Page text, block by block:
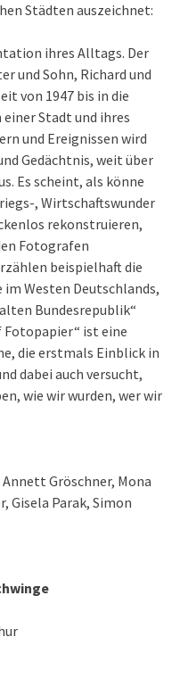
Städten auszeichnet:
ihres Alltags. Der
und Sohn, Richard und
von 1947 bis in die
einer Stadt und ihres
und Ereignissen wird
Gedächtnis, weit über
Es scheint, als könne
, Wirtschaftswunder
rekonstruieren,
Fotografen
beispielhaft die
Westen Deutschlands,
Bundesrepublik“
Fotopapier“ ist eine
die erstmals Einblick in
dabei auch versucht,
wie wir wurden, wer wir
Gröschner, Mona
Gisela Parak, Simon